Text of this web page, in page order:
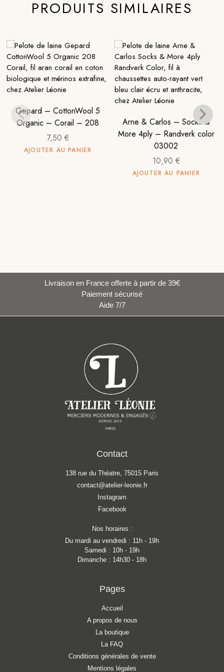
PRODUITS SIMILAIRES
Gepard – CottonWool 5
Organic – Corail – 208
7,50 €
AJOUTER AU PANIER
Arne & Carlos – Socks &
More 4ply – Randverk color
03002
10,90 €
AJOUTER AU PANIER
Livraison en France offerte à partir de 39€
Paiement sécurisé
Aide 7/7
Contact
138 rue du Théatre, 75015 Paris
contact@atelier-leonie.fr
Instagram
Facebook
Nos horaires :
Du mardi au vendredi : 11h - 19h
Samedi : 10h - 19h
Dimanche : 14h30 - 18h
Pages
Accueil
A propos de nous
La boutique
La FAQ
Conditions générales de vente
Mentions légales